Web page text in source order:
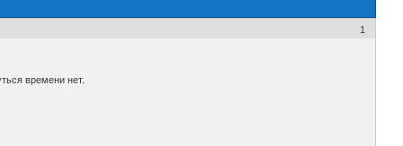
1
времени нет.